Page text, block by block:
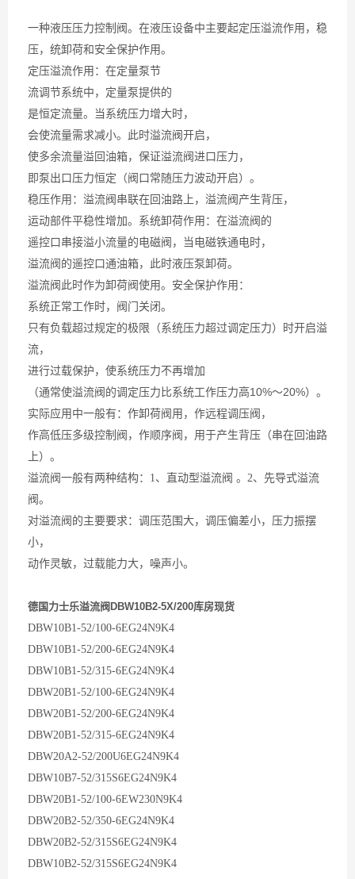
一种液压压力控制阀。在液压设备中主要起定压溢流作用，稳
压，统卸荷和安全保护作用。
定压溢流作用：在定量泵节
流调节系统中，定量泵提供的
是恒定流量。当系统压力增大时，
会使流量需求减小。此时溢流阀开启，
使多余流量溢回油箱，保证溢流阀进口压力，
即泵出口压力恒定（阀口常随压力波动开启）。
稳压作用：溢流阀串联在回油路上，溢流阀产生背压，
运动部件平稳性增加。系统卸荷作用：在溢流阀的
遥控口串接溢小流量的电磁阀，当电磁铁通电时，
溢流阀的遥控口通油箱，此时液压泵卸荷。
溢流阀此时作为卸荷阀使用。安全保护作用：
系统正常工作时，阀门关闭。
只有负载超过规定的极限（系统压力超过调定压力）时开启溢
流，
进行过载保护，使系统压力不再增加
（通常使溢流阀的调定压力比系统工作压力高10%～20%）。
实际应用中一般有：作卸荷阀用，作远程调压阀，
作高低压多级控制阀，作顺序阀，用于产生背压（串在回油路
上）。
溢流阀一般有两种结构：1、直动型溢流阀 。2、先导式溢流
阀。
对溢流阀的主要要求：调压范围大，调压偏差小，压力振摆
小，
动作灵敏，过载能力大，噪声小。
德国力士乐溢流阀DBW10B2-5X/200库房现货
DBW10B1-52/100-6EG24N9K4
DBW10B1-52/200-6EG24N9K4
DBW10B1-52/315-6EG24N9K4
DBW20B1-52/100-6EG24N9K4
DBW20B1-52/200-6EG24N9K4
DBW20B1-52/315-6EG24N9K4
DBW20A2-52/200U6EG24N9K4
DBW10B7-52/315S6EG24N9K4
DBW20B1-52/100-6EW230N9K4
DBW20B2-52/350-6EG24N9K4
DBW20B2-52/315S6EG24N9K4
DBW10B2-52/315S6EG24N9K4